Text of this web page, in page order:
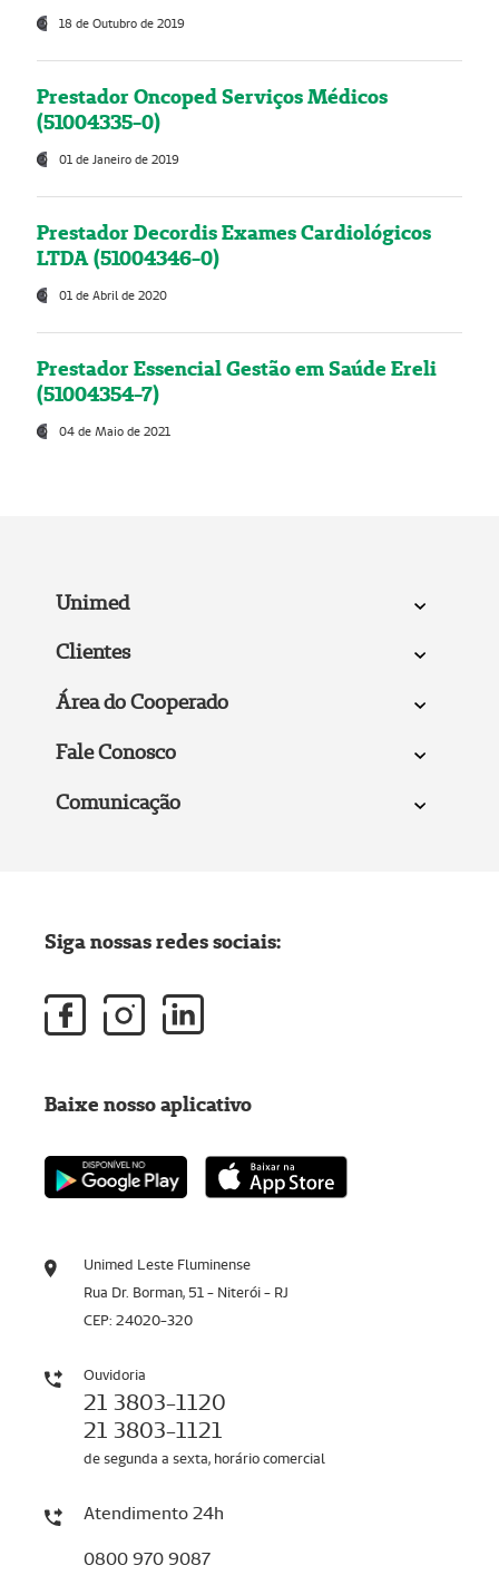
18 de Outubro de 2019
Prestador Oncoped Serviços Médicos
(51004335-0)
01 de Janeiro de 2019
Prestador Decordis Exames Cardiológicos
LTDA (51004346-0)
01 de Abril de 2020
Prestador Essencial Gestão em Saúde Ereli
(51004354-7)
04 de Maio de 2021
Unimed
Clientes
Área do Cooperado
Fale Conosco
Comunicação
Unimed Leste Fluminense
Rua Dr. Borman, 51 - Niterói - RJ
CEP: 24020-320
Ouvidoria
21 3803-1120
21 3803-1121
de segunda a sexta, horário comercial
Atendimento 24h
0800 970 9087
Siga nossas redes sociais:
Baixe nosso aplicativo